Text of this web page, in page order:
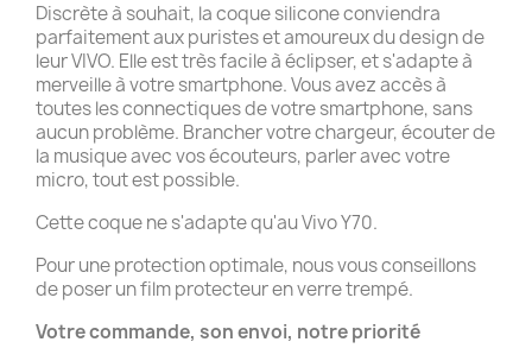
Discrète à souhait, la coque silicone conviendra
parfaitement aux puristes et amoureux du design de
leur VIVO. Elle est très facile à éclipser, et s'adapte à
merveille à votre smartphone. Vous avez accès à
toutes les connectiques de votre smartphone, sans
aucun problème. Brancher votre chargeur, écouter de
la musique avec vos écouteurs, parler avec votre
micro, tout est possible.
Cette coque ne s'adapte qu'au Vivo Y70.
Pour une protection optimale, nous vous conseillons
de poser un film protecteur en verre trempé.
Votre commande, son envoi, notre priorité